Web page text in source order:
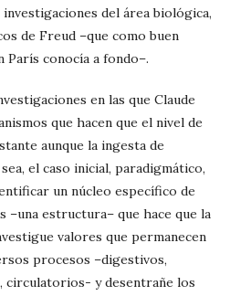
del área biológica,
de Freud –que como buen
conocía a fondo–.
en las que Claude
que hacen que el nivel de
aunque la ingesta de
el caso inicial, paradigmático,
un núcleo específico de
estructura– que hace que la
valores que permanecen
procesos –digestivos,
circulatorios- y desentrañe los